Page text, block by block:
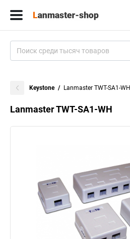
Keystone Lanmaster TWT-SA1-WH
Lanmaster TWT-SA1-WH